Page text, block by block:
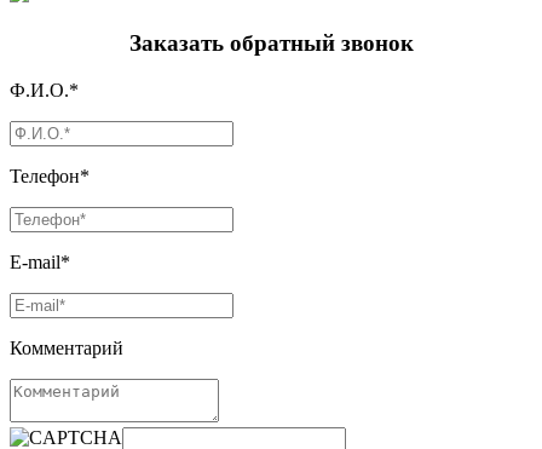
Заказать обратный звонок
Ф.И.О.*
Телефон*
E-mail*
Комментарий